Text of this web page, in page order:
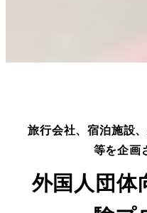
旅行会社、宿泊施設
等を企画
外国人団体